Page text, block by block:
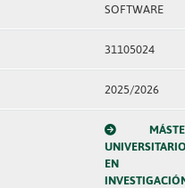
SOFTWARE
31105024
2025/2026
UNIVERSITARIO
EN